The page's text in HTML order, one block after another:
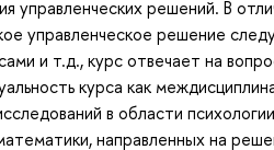
управленческих решений. В
управленческое решение
и т.д., курс отвечает на
курса как
в области
направленных на